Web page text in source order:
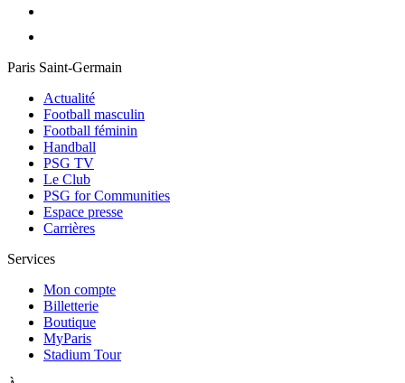
Paris Saint-Germain
Actualité
Football masculin
Football féminin
Handball
PSG TV
Le Club
PSG for Communities
Espace presse
Carrières
Services
Mon compte
Billetterie
Boutique
MyParis
Stadium Tour